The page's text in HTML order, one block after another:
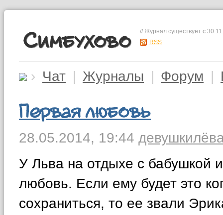
Симбухово
// Журнал существует с
RSS
› Чат | Журналы | Форум |
Первая любовь
28.05.2014, 19:44 девушки
У Льва на отдыхе с бабушкой
любовь. Если ему будет это
сохраниться, то ее звали